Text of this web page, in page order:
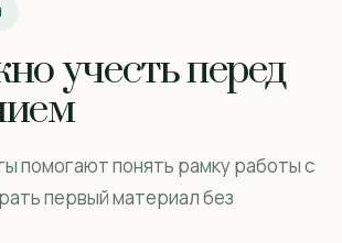
учесть перед
помогают понять рамку работы с
первый материал без